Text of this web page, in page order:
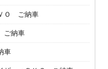
Ｏ ご納車
ご納車
車